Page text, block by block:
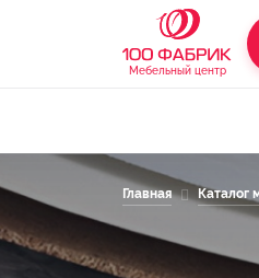
Мебельный центр
Главная Каталог